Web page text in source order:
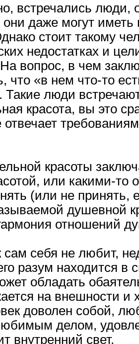
встречались
даже могут иметь
стоит такому
недостатках и
вопрос, в чем
что «в нем что-то
Такие люди
красота, вы это
красоты
или какими-
(или не
душевной
отношений
сам себя не любит,
разум находится в
обладать
на внешности и
доволен собой,
делом,
внутренний свет.